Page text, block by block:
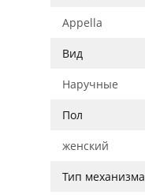
Appella
Вид
Наручные
Пол
женский
Тип механизма